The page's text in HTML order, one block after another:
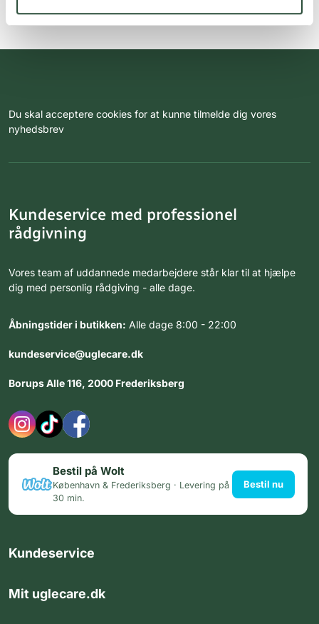
Du skal acceptere cookies for at kunne tilmelde dig vores
nyhedsbrev
Kundeservice med professionel
rådgivning
Vores team af uddannede medarbejdere står klar til at hjælpe
dig med personlig rådgiving - alle dage.
Åbningstider i butikken: Alle dage 8:00 - 22:00
kundeservice@uglecare.dk
Borups Alle 116, 2000 Frederiksberg
Bestil på Wolt
København & Frederiksberg · Levering på
30 min.
Bestil nu
Kundeservice
Mit uglecare.dk